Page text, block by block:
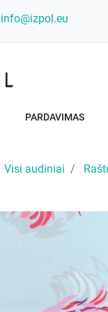
info@izpol.eu
PARDAVIMAS
Visi audiniai